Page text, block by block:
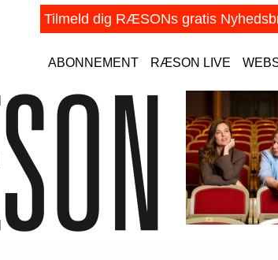
ABONNEMENT RÆSON LIVE